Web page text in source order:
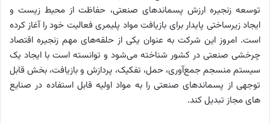
توسعه زنجیره ارزش پسماندهای صنعتی، حفاظت از محیط زیست و
ایجاد زیرساختی پایدار برای بازیافت مواد پلیمری فعالیت خود را آغاز کرده
است. امروز این شرکت به عنوان یکی از حلقه‌های مهم زنجیره اقتصاد
چرخشی صنعتی در کشور شناخته می‌شود و توانسته است با ایجاد یک
سیستم منسجم جمع‌آوری، حمل، تفکیک، پردازش و بازیافت، بخش قابل
توجهی از پسماندهای صنعتی را به مواد اولیه قابل استفاده در صنایع
های مجاز تبدیل کند.